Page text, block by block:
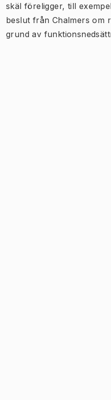
skäl föreligger, till
beslut från Chalmers om
grund av